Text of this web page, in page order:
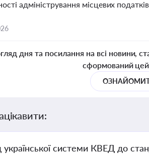
адміністрування місцевих податків
дня та посилання на всі новини,
сформований
української системи КВЕД до